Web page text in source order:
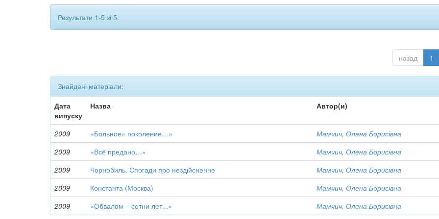
Результати 1-5 зі 5.
назад 1
Знайдені матеріали:
Дата
випуску
Назва Автор(и)
2009 «Больное» поколение…»
Мамчич, Олена Борисівна
2009
«Всё предано…»
Мамчич, Олена Борисівна
2009
Чорнобиль. Спогади про нездійсненне
Мамчич, Олена Борисівна
2009
Константа (Москва)
Мамчич, Олена Борисівна
2009
«Обвалом – сотни лет...» Мамчич, Олена Борисівна